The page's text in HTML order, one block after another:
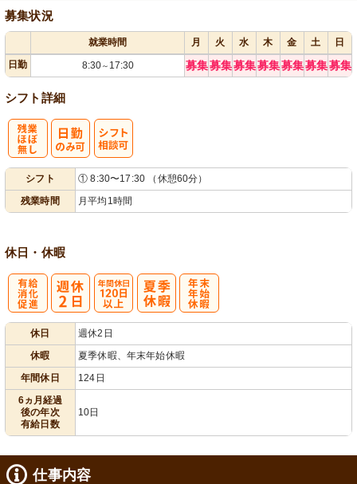
募集状況
就業時間 月 火 水 木 金 土
日
日勤
8:30～ 17:30 募集募集募集募集募集募集募集
シフト詳細
シフト
① 8:30〜17:30 （休憩60分）
残業時間
月平均1時間
休日・休暇
休日
週休2日
休暇
夏季休暇、年末年始休暇
年間休日
124日
6ヵ月経過
後の年次
有給日数
10日
仕事内容